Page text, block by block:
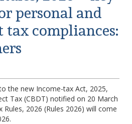
personal and
tax compliances:
the new Income-tax Act, 2025,
Tax (CBDT) notified on 20 March
2026 (Rules 2026) will come